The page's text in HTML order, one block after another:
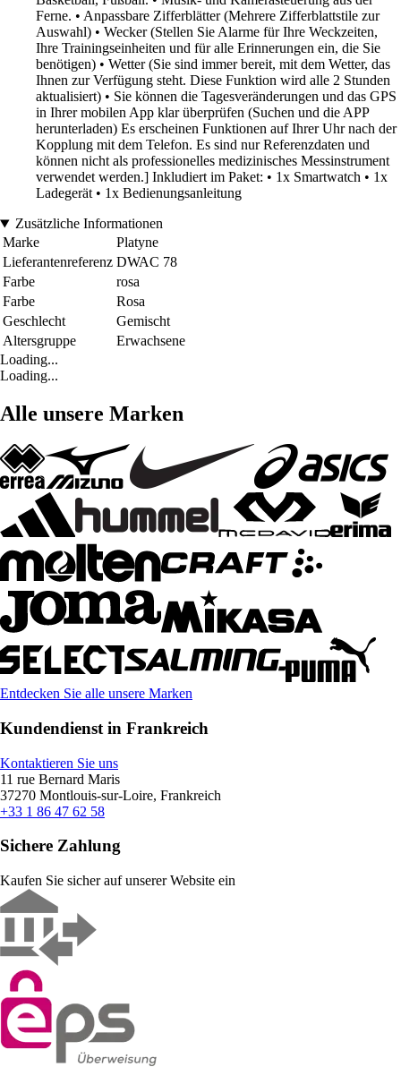
Ferne. • Anpassbare Zifferblätter (Mehrere Zifferblattstile zur
Auswahl) • Wecker (Stellen Sie Alarme für Ihre Weckzeiten,
Ihre Trainingseinheiten und für alle Erinnerungen ein, die Sie
benötigen) • Wetter (Sie sind immer bereit, mit dem Wetter, das
Ihnen zur Verfügung steht. Diese Funktion wird alle 2 Stunden
aktualisiert) • Sie können die Tagesveränderungen und das GPS
in Ihrer mobilen App klar überprüfen (Suchen und die APP
herunterladen) Es erscheinen Funktionen auf Ihrer Uhr nach der
Kopplung mit dem Telefon. Es sind nur Referenzdaten und
können nicht als professionelles medizinisches Messinstrument
verwendet werden.] Inkludiert im Paket: • 1x Smartwatch • 1x
Ladegerät • 1x Bedienungsanleitung
Zusätzliche Informationen
Marke
Platyne
Lieferantenreferenz DWAC 78
Farbe
rosa
Farbe
Rosa
Geschlecht
Gemischt
Altersgruppe
Erwachsene
Loading...
Loading...
Alle unsere Marken
Entdecken Sie alle unsere Marken
Kundendienst in Frankreich
Kontaktieren Sie uns
11 rue Bernard Maris
37270 Montlouis-sur-Loire, Frankreich
+33 1 86 47 62 58
Sichere Zahlung
Kaufen Sie sicher auf unserer Website ein